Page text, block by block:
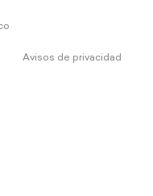
Avisos de privacidad